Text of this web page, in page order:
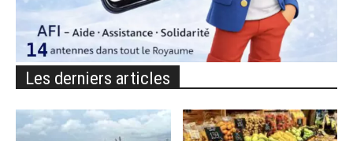
Les derniers articles